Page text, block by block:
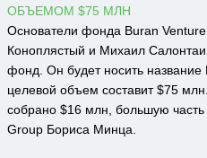
ОБЪЕМОМ $75 МЛН
Основатели фонда Buran
Коноплястый и Михаил
фонд. Он будет носить название
целевой объем составит $75
собрано $16 млн, большую
Group Бориса Минца.